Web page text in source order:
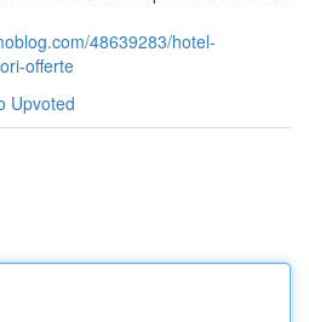
48639283/hotel-
offerte
Upvoted